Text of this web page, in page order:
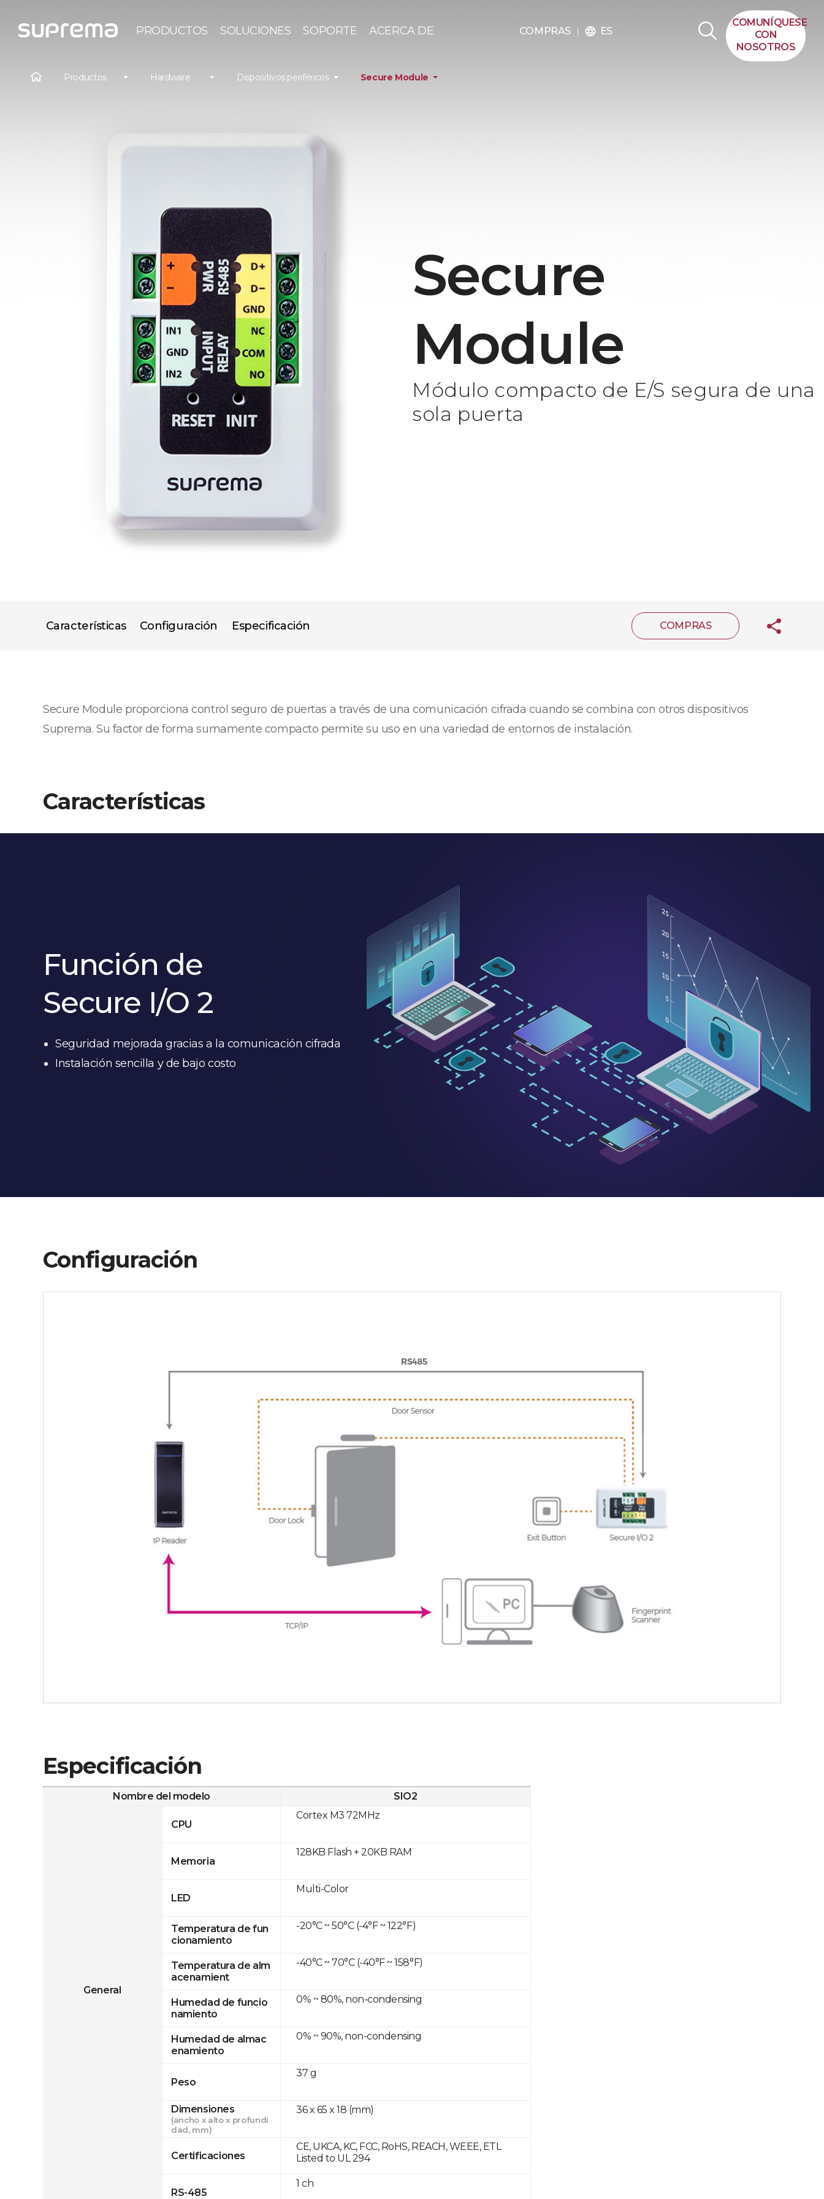
PRODUCTOS SOLUCIONES SOPORTE ACERCA DE COMPRAS language ES
COMUNÍQUESE
CON
NOSOTROS
Secure
Module
Módulo compacto de E/S segura de una
sola puerta
Productos Hardware Dispositivos periféricos Secure Module
Características Configuración Especificación COMPRAS
Secure Module proporciona control seguro de puertas a través de una comunicación cifrada cuando se combina con otros dispositivos
Suprema. Su factor de forma sumamente compacto permite su uso en una variedad de entornos de instalación.
Características
Función de
Secure I/O 2
Seguridad mejorada gracias a la comunicación cifrada
Instalación sencilla y de bajo costo
Configuración
Especificación
Nombre del modelo
General
CPU
Memoria
LED
Temperatura de fun
cionamiento
Temperatura de alm
acenamient
Humedad de funcio
namiento
Humedad de almac
enamiento
Peso
Dimensiones
(ancho x alto x profundi
dad, mm)
Certificaciones
RS-485
SIO2
Cortex M3 72MHz
128KB Flash + 20KB RAM
Multi-Color
-20°C ~ 50°C (-4°F ~ 122°F)
-40°C ~ 70°C (-40°F ~ 158°F)
0% ~ 80%, non-condensing
0% ~ 90%, non-condensing
37 g
36 x 65 x 18 (mm)
CE, UKCA, KC, FCC, RoHS, REACH, WEEE, ETL
Listed to UL 294
1 ch